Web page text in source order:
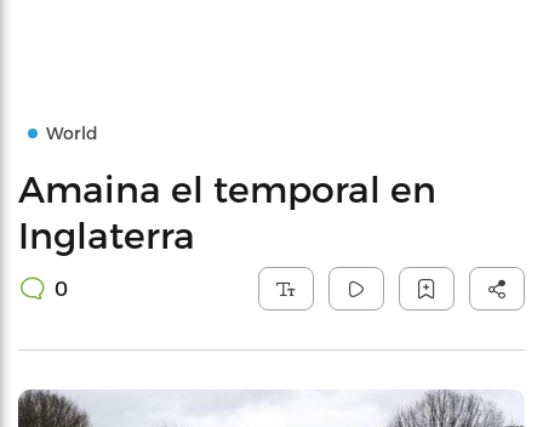
World
Amaina el temporal en
Inglaterra
0